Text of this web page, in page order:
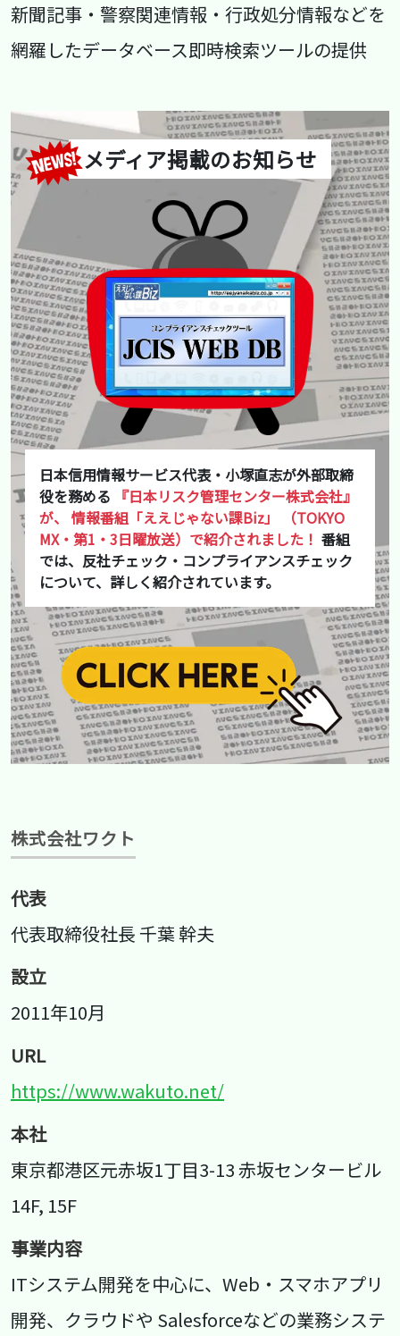
新聞記事・警察関連情報・行政処分情報などを
網羅したデータベース即時検索ツールの提供
メディア掲載のお知らせ
日本信用情報サービス代表・小塚直志が外部取締
役を務める 『日本リスク管理センター株式会社』
が、 情報番組「ええじゃない課Biz」
（TOKYO
MX・第1・3日曜放送）で紹介されました！ 番組
では、反社チェック・コンプライアンスチェック
について、詳しく紹介されています。
株式会社ワクト
代表
代表取締役社長 千葉 幹夫
設立
2011年10月
URL
https://www.wakuto.net/
本社
東京都港区元赤坂1丁目3-13 赤坂センタービル
14F, 15F
事業内容
ITシステム開発を中心に、Web・スマホアプリ
開発、クラウドや Salesforceなどの業務システ